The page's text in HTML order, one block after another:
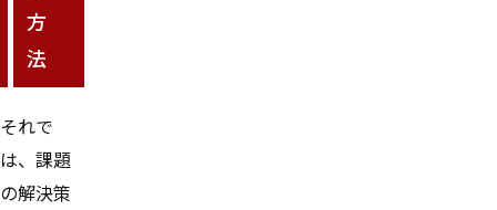
方
法
それで
は、課題
の解決策